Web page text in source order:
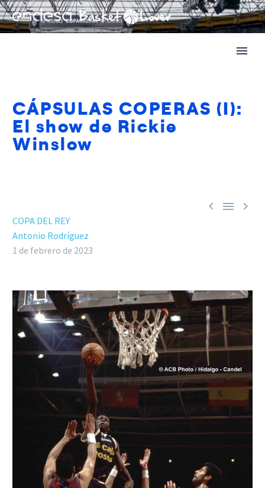
CÁPSULAS COPERAS (I):
El show de Rickie
Winslow
  
COPA DEL REY
Antonio Rodríguez
1 de febrero de 2023